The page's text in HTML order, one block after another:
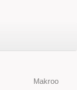
Makroo